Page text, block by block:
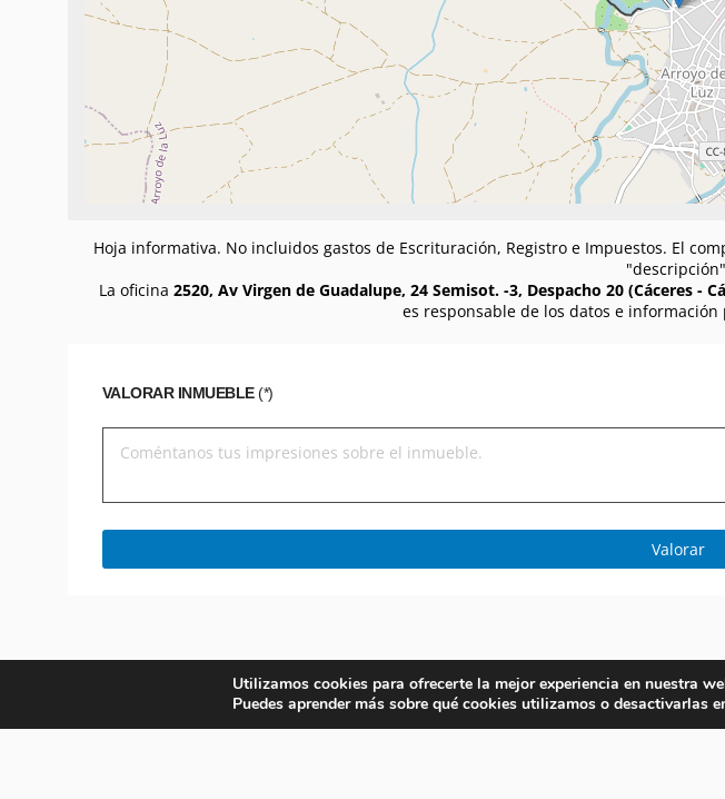
Hoja informativa. No incluidos gastos de Escrituración, Registro e Impuestos. El
La oficina 2520, Av Virgen de Guadalupe, 24 Semisot. -3, Despacho 20 (Cáceres -
es responsable de los datos e
VALORAR INMUEBLE(*)
Valorar
Utilizamos cookies para ofrecerte la mejor experiencia en nuestra
Puedes aprender más sobre qué cookies utilizamos o desactivarlas